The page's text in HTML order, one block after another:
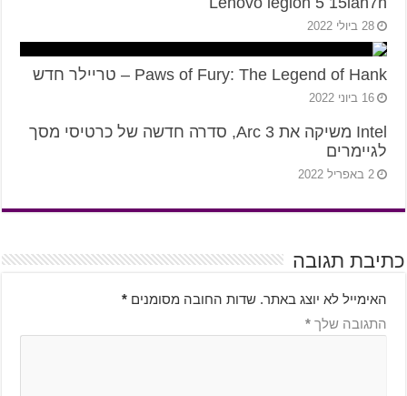
28 ביולי 2022
Paws of Fury: The Legend of Hank – טריילר חדש
16 ביוני 2022
Intel משיקה את Arc 3, סדרה חדשה של כרטיסי מסך
לגיימרים
2 באפריל 2022
כתיבת תגובה
האימייל לא יוצג באתר. שדות החובה מסומנים *
התגובה שלך *